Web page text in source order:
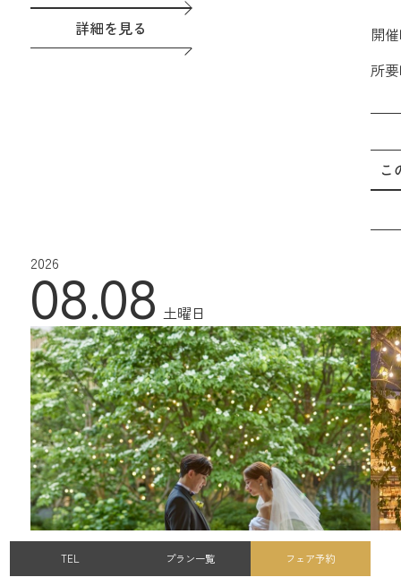
詳細を見る
開
所
こ
2026
08.08 土曜日
TEL プラン一覧 フェア予約